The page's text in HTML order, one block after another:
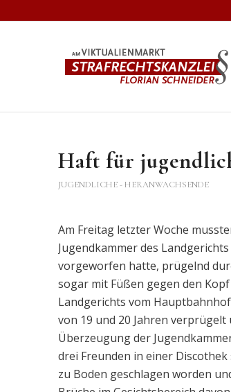
Haft für
JUGENDLICHE - HERANWACHSENDE
Am Freitag letzter Woche
Jugendkammer des
vorgeworfen hatte, prügelnd
sogar mit Füßen gegen den
Landgerichts vom
von 19 und 20 Jahren
Überzeugung der
drei Freunden in einer
zu Boden geschlagen worden